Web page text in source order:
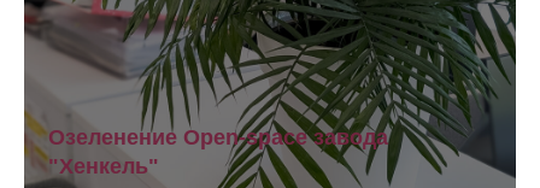
Озеленение Open-space завода
"Хенкель"